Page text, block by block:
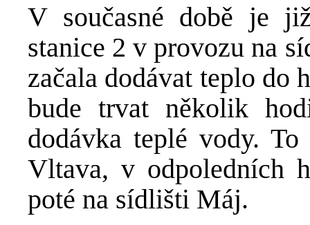
V současné době je
stanice 2 v provozu na
začala dodávat teplo do
bude trvat několik
dodávka teplé vody.
Vltava, v odpoledních
poté na sídlišti Máj.